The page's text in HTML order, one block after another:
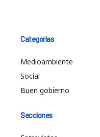
Categorías
Medioambiente
Social
Buen gobierno
Secciones